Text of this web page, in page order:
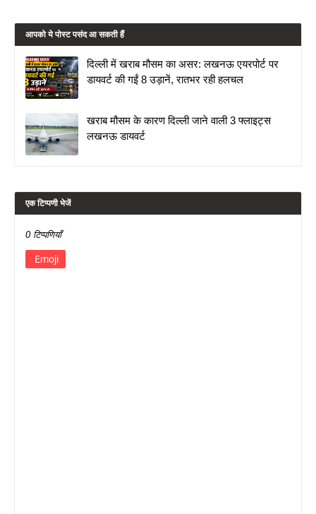
आपको ये पोस्ट पसंद आ सकती हैं
दिल्ली में खराब मौसम का असर: लखनऊ एयरपोर्ट पर
डायवर्ट की गईं 8 उड़ानें, रातभर रही हलचल
खराब मौसम के कारण दिल्ली जाने वाली 3 फ्लाइट्स
लखनऊ डायवर्ट
एक टिप्पणी भेजें
0 टिप्पणियाँ
Emoji